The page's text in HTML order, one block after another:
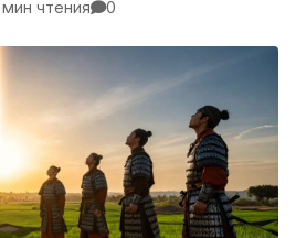
мин чтения 0